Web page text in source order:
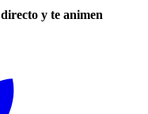
y te animen